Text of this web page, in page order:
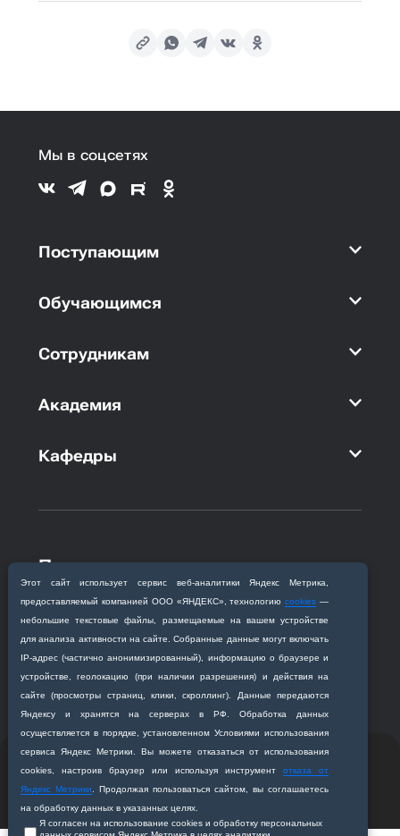
Этот сайт использует сервис веб‑аналитики Яндекс Метрика,
предоставляемый компанией ООО «ЯНДЕКС», технологиюcookies —
небольшие текстовые файлы, размещаемые на вашем устройстве
для анализа активности на сайте. Собранные данные могут включать
IP‑адрес (частично анонимизированный), информацию о браузере и
устройстве, геолокацию (при наличии разрешения) и действия на
сайте (просмотры страниц, клики, скроллинг). Данные передаются
Яндексу и хранятся на серверах в РФ. Обработка данных
осуществляется в порядке, установленном Условиями использования
сервиса Яндекс Метрики. Вы можете отказаться от использования
cookies, настроив браузер или используя инструментотказа от
Яндекс Метрики . Продолжая пользоваться сайтом, вы соглашаетесь
на обработку данных в указанных целях.
Я согласен на использование cookies и обработку персональных
Мы в соцсетях
Поступающим
Обучающимся
Сотрудникам
Академия
Кафедры
Приемная комиссия
Благовещенск, ул. Горького, 95
+7 (4162) 319‒016
abitur@amursma.su
Сведения об образовательной
организации
медицинская академия
Разработано студией